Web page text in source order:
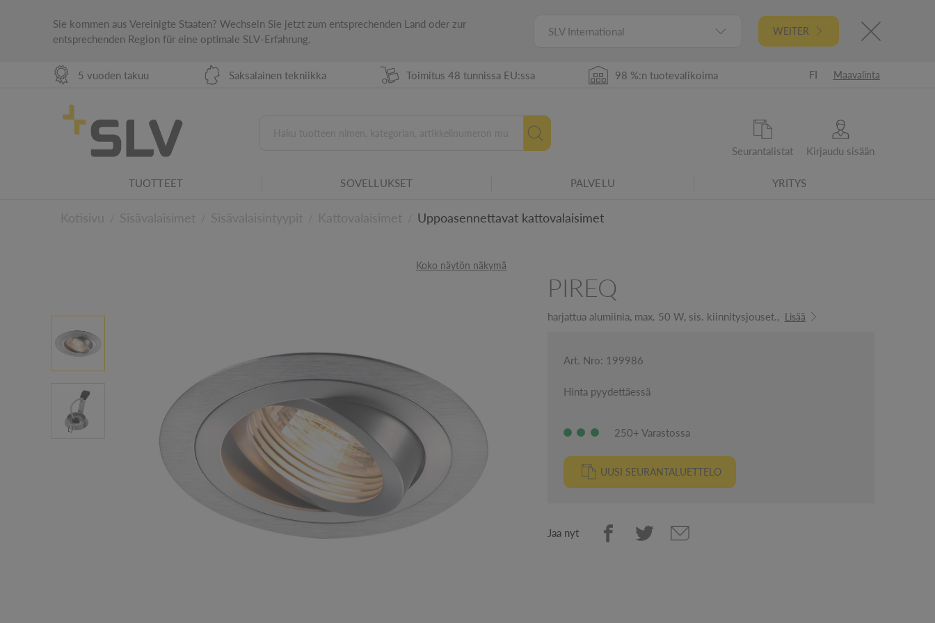
Sie kommen aus Vereinigte Staaten? Wechseln Sie jetzt zum entsprechenden Land oder zur
entsprechenden Region für eine optimale SLV-Erfahrung.
SLV International WEITER
5 vuoden takuu Saksalainen tekniikka Toimitus 48 tunnissa EU:ssa 98 %:n tuotevalikoima FI Maavalinta
Seurantalistat Kirjaudu sisään
TUOTTEET SOVELLUKSET PALVELU YRITYS
Uppoasennettavat kattovalaisimet
Koko näytön näkymä
IP-suojausluokitus
IP-suojausluokka osoittaa sähkölaitteen soveltuvuuden erilaisiin ympäristöolosuhteisiin.
Valaistusperhe
PIREQ
harjattua alumiinia, max. 50 W, sis. kiinnitysjouset., Lisää
Art. Nro: 199986
Hinta pyydettäessä
250+ Varastossa
UUSI SEURANTALUETTELO
Jaa nyt